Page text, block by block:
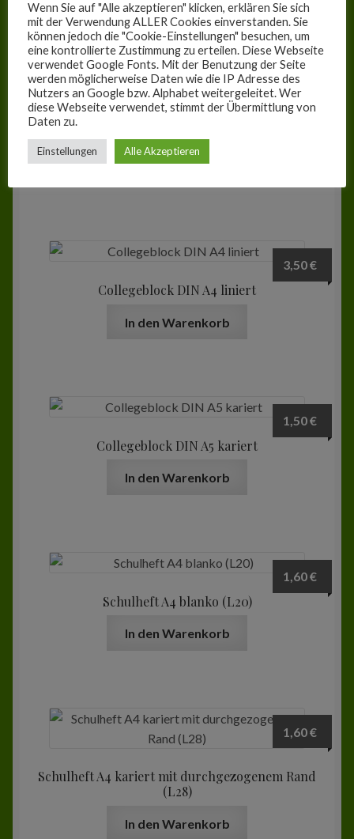
In den Warenkorb
3,00€
In den Warenkorb
Collegeblock DIN A4 liniert
3,50€
In den Warenkorb
Collegeblock DIN A5 kariert
1,50€
In den Warenkorb
Schulheft A4 blanko (L20)
1,60€
In den Warenkorb
Schulheft A4 kariert mit durchgezogenem Rand
(L28)
1,60€
In den Warenkorb
Wenn Sie auf "Alle akzeptieren" klicken, erklären Sie sich
mit der Verwendung ALLER Cookies einverstanden. Sie
können jedoch die "Cookie-Einstellungen" besuchen, um
eine kontrollierte Zustimmung zu erteilen. Diese Webseite
verwendet Google Fonts. Mit der Benutzung der Seite
werden möglicherweise Daten wie die IP Adresse des
Nutzers an Google bzw. Alphabet weitergeleitet. Wer
diese Webseite verwendet, stimmt der Übermittlung von
Daten zu.
Einstellungen Alle Akzeptieren